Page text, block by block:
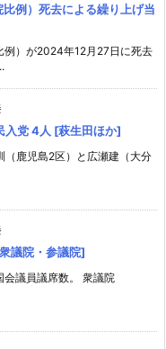
例）死去による繰り上げ当
例）が2024年12月27日に死去
党 4人 [萩生田ほか]
鹿児島2区）と広瀬建（大分
議院・参議院]
議員議席数。 衆議院